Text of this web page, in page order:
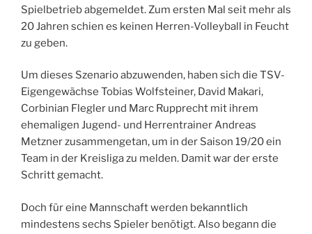
Spielbetrieb abgemeldet. Zum ersten Mal seit mehr als
20 Jahren schien es keinen Herren-Volleyball in Feucht
zu geben.
Um dieses Szenario abzuwenden, haben sich die TSV-
Eigengewächse Tobias Wolfsteiner, David Makari,
Corbinian Flegler und Marc Rupprecht mit ihrem
ehemaligen Jugend- und Herrentrainer Andreas
Metzner zusammengetan, um in der Saison 19/20 ein
Team in der Kreisliga zu melden. Damit war der erste
Schritt gemacht.
Doch für eine Mannschaft werden bekanntlich
mindestens sechs Spieler benötigt. Also begann die